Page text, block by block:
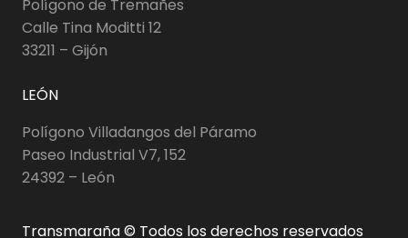
Polígono de Tremañes
Calle Tina Moditti 12
33211 – Gijón
LEÓN
Polígono Villadangos del Páramo
Paseo Industrial V7, 152
24392 – León
Transmaraña © Todos los derechos reservados